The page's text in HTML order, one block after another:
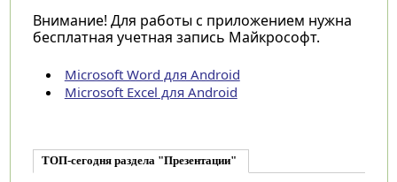
Внимание! Для работы с приложением нужна
бесплатная учетная запись Майкрософт.
Microsoft Word для Android
Microsoft Excel для Android
ТОП-сегодня раздела "Презентации"